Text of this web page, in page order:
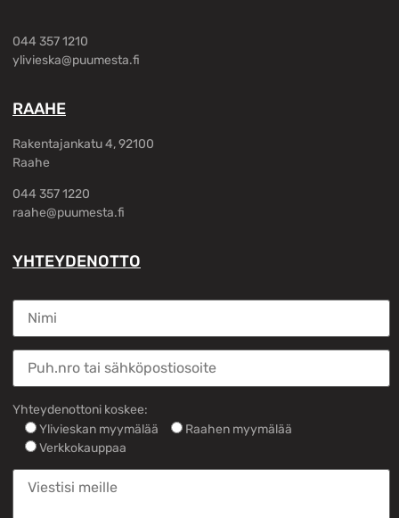
044 357 1210
ylivieska@puumesta.fi
RAAHE
Rakentajankatu 4, 92100
Raahe
044 357 1220
raahe@puumesta.fi
YHTEYDENOTTO
Yhteydenottoni koskee:
Ylivieskan myymälää
Raahen myymälää
Verkkokauppaa